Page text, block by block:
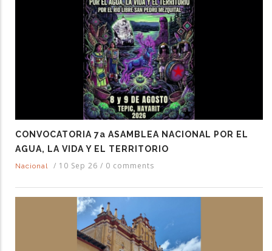
CONVOCATORIA 7a ASAMBLEA NACIONAL POR EL
AGUA, LA VIDA Y EL TERRITORIO
Nacional / 10 Sep 26 / 0 comments